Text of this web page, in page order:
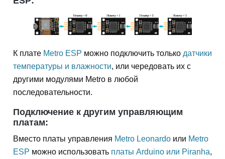
К плате Metro ESP можно подключить только датчики
температуры и влажности, или чередовать их с
другими модулями Metro в любой
последовательности.
Подключение к другим управляющим
платам:
Вместо платы управления Metro Leonardo или Metro
ESP можно использовать платы Arduino или Piranha,